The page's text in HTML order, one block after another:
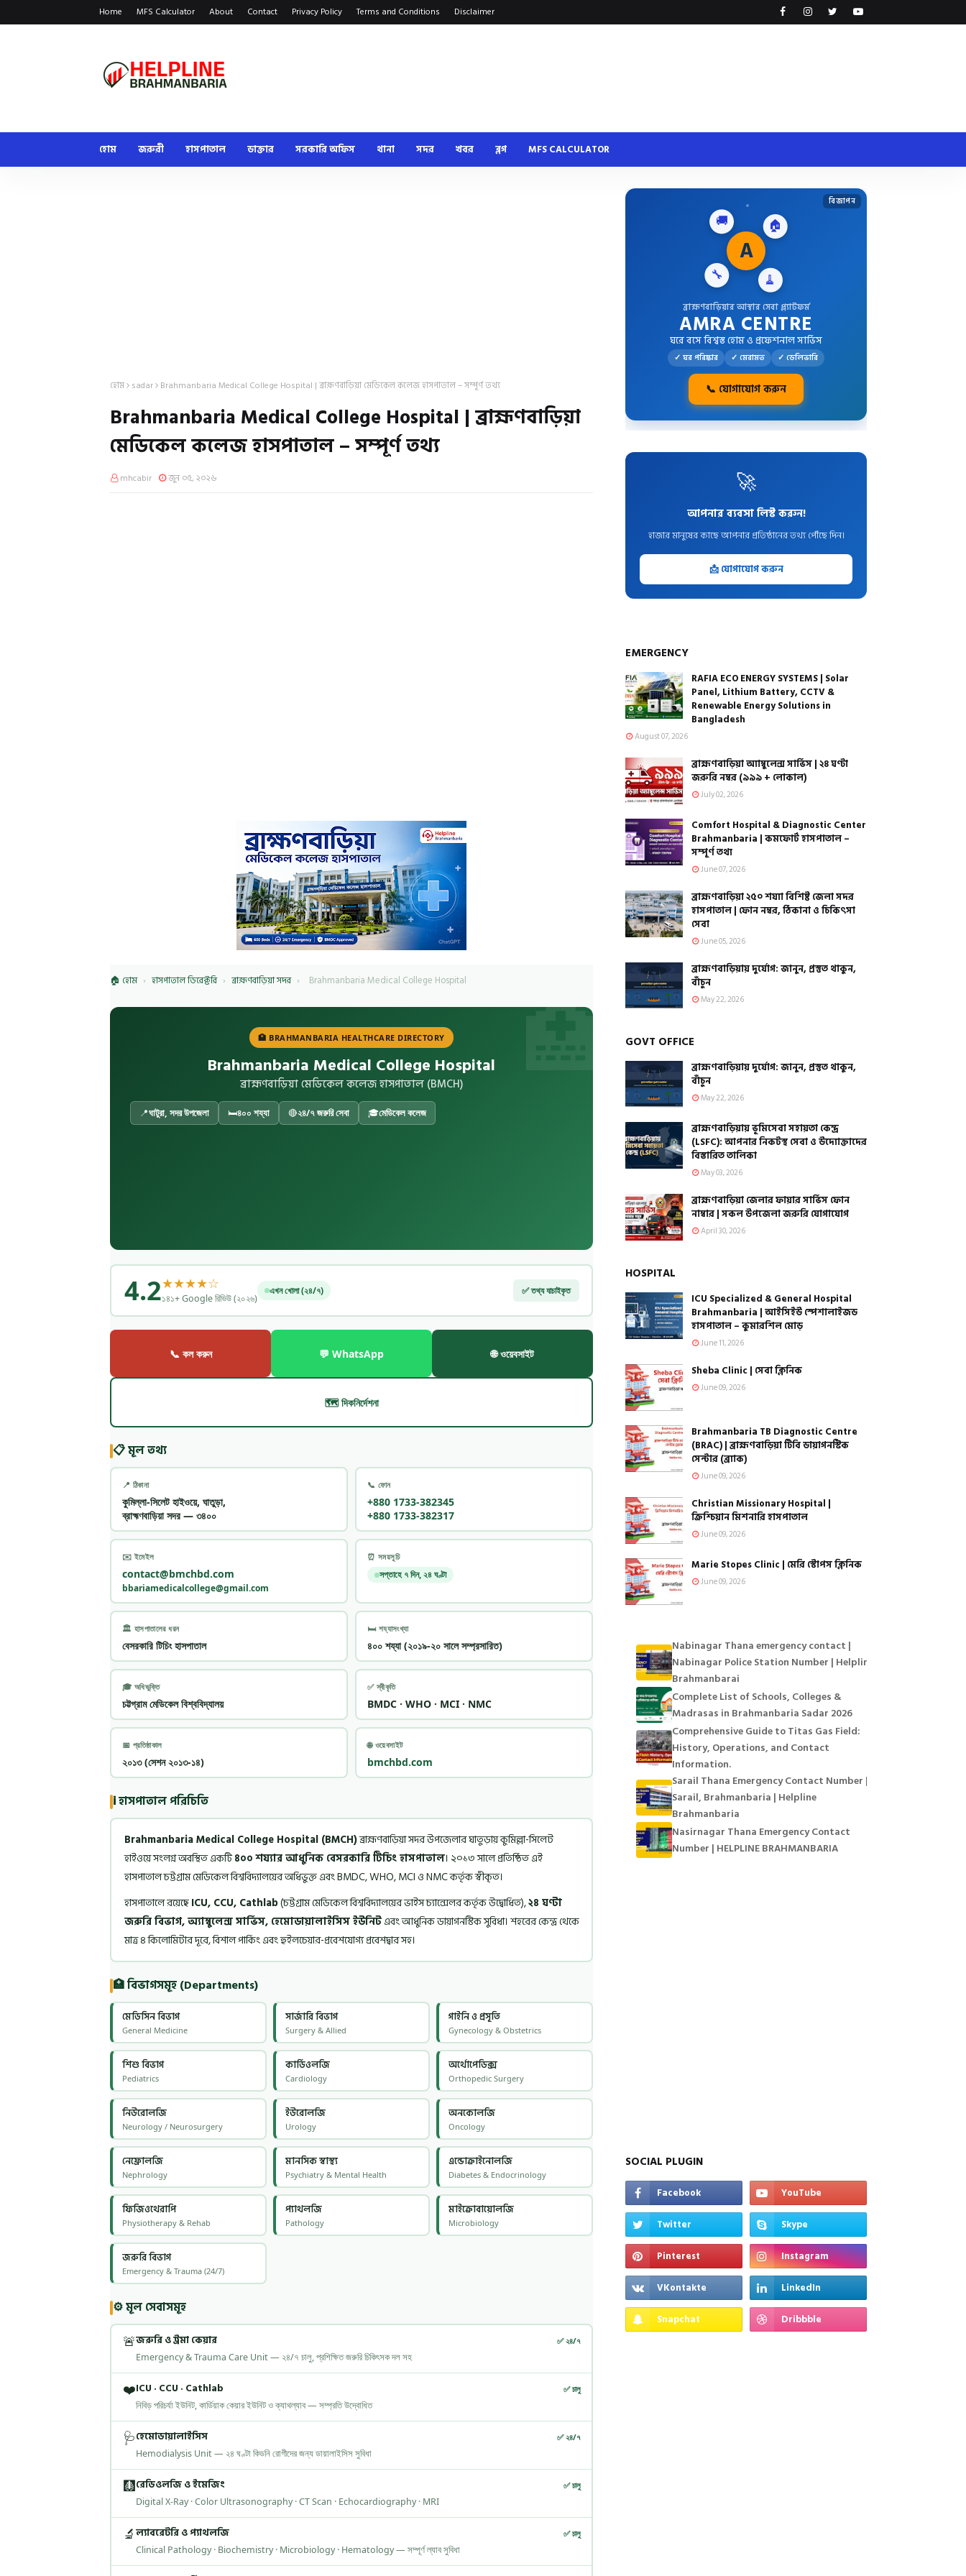
Home MFS Calculator About Contact Privacy Policy Terms and Conditions Disclaimer
হোম জরুরী হাসপাতাল ডাক্তার সরকারি অফিস থানা সদর খবর ব্লগ MFS CALCULATOR
হোম sadar Brahmanbaria Medical College Hospital | ব্রাহ্মণবাড়িয়া মেডিকেল কলেজ হাসপাতাল – সম্পূর্ণ তথ্য
Brahmanbaria Medical College Hospital | ব্রাহ্মণবাড়িয়া
মেডিকেল কলেজ হাসপাতাল – সম্পূর্ণ তথ্য
mhcabir জুন ০৫, ২০২৬
🏠 হোম › হাসপাতাল ডিরেক্টরি › ব্রাহ্মণবাড়িয়া সদর › Brahmanbaria Medical College Hospital
🏥 BRAHMANBARIA HEALTHCARE DIRECTORY
Brahmanbaria Medical College Hospital
ব্রাহ্মণবাড়িয়া মেডিকেল কলেজ হাসপাতাল (BMCH)
📍ঘাটুরা, সদর উপজেলা 🛏️৪০০ শয্যা 🔴২৪/৭ জরুরি সেবা 🎓মেডিকেল কলেজ
4.2★★★★☆
১৪১+ Google রিভিউ (২০২৬)
এখন খোলা (২৪/৭) ✅ তথ্য যাচাইকৃত
📞 কল করুন 💬 WhatsApp 🌐 ওয়েবসাইট
🗺️ দিকনির্দেশনা
📋 মূল তথ্য
📍 ঠিকানা
কুমিল্লা-সিলেট হাইওয়ে, ঘাতুড়া,
ব্রাহ্মণবাড়িয়া সদর — ৩৪০০
📞 ফোন
+880 1733-382345
+880 1733-382317
✉️ ইমেইল
contact@bmchbd.com
bbariamedicalcollege@gmail.com
⏰ সময়সূচি
সপ্তাহে ৭ দিন, ২৪ ঘণ্টা
🏛️ হাসপাতালের ধরন
বেসরকারি টিচিং হাসপাতাল
🛏️ শয্যাসংখ্যা
৪০০ শয্যা (২০১৯-২০ সালে সম্প্রসারিত)
🎓 অধিভুক্তি
চট্টগ্রাম মেডিকেল বিশ্ববিদ্যালয়
✅ স্বীকৃতি
BMDC · WHO · MCI · NMC
📅 প্রতিষ্ঠাকাল
২০১৩ (সেশন ২০১৩-১৪)
🌐 ওয়েবসাইট
bmchbd.com
ℹ️ হাসপাতাল পরিচিতি
Brahmanbaria Medical College Hospital (BMCH)ব্রাহ্মণবাড়িয়া সদর উপজেলার ঘাতুড়ায় কুমিল্লা-সিলেট
হাইওয়ে সংলগ্ন অবস্থিত একটি৪০০ শয্যার আধুনিক বেসরকারি টিচিং হাসপাতাল। ২০১৩ সালে প্রতিষ্ঠিত এই
হাসপাতাল চট্টগ্রাম মেডিকেল বিশ্ববিদ্যালয়ের অধিভুক্ত এবং BMDC, WHO, MCI ও NMC কর্তৃক স্বীকৃত।
হাসপাতালে রয়েছেICU, CCU, Cathlab(চট্টগ্রাম মেডিকেল বিশ্ববিদ্যালয়ের ভাইস চ্যান্সেলর কর্তৃক উদ্বোধিত),২৪ ঘণ্টা
জরুরি বিভাগ, অ্যাম্বুলেন্স সার্ভিস, হেমোডায়ালাইসিস ইউনিটএবং আধুনিক ডায়াগনস্টিক সুবিধা। শহরের কেন্দ্র থেকে
মাত্র ৪ কিলোমিটার দূরে, বিশাল পার্কিং এবং হুইলচেয়ার-প্রবেশযোগ্য প্রবেশদ্বার সহ।
🏥 বিভাগসমূহ (Departments)
মেডিসিন বিভাগ
General Medicine
সার্জারি বিভাগ
Surgery & Allied
গাইনি ও প্রসূতি
Gynecology & Obstetrics
শিশু বিভাগ
Pediatrics
কার্ডিওলজি
Cardiology
অর্থোপেডিক্স
Orthopedic Surgery
নিউরোলজি
Neurology / Neurosurgery
ইউরোলজি
Urology
অনকোলজি
Oncology
নেফ্রোলজি
Nephrology
মানসিক স্বাস্থ্য
Psychiatry & Mental Health
এন্ডোক্রাইনোলজি
Diabetes & Endocrinology
ফিজিওথেরাপি
Physiotherapy & Rehab
প্যাথলজি
Pathology
মাইক্রোবায়োলজি
Microbiology
জরুরি বিভাগ
Emergency & Trauma (24/7)
⚙️ মূল সেবাসমূহ
🚨জরুরি ও ট্রমা কেয়ার
Emergency & Trauma Care Unit — ২৪/৭ চালু, প্রশিক্ষিত জরুরি চিকিৎসক দল সহ
✅ ২৪/৭
❤️ICU · CCU · Cathlab
নিবিড় পরিচর্যা ইউনিট, কার্ডিয়াক কেয়ার ইউনিট ও ক্যাথল্যাব — সম্প্রতি উদ্বোধিত
✅ চালু
🩺হেমোডায়ালাইসিস
Hemodialysis Unit — ২৪ ঘণ্টা কিডনি রোগীদের জন্য ডায়ালাইসিস সুবিধা
✅ ২৪/৭
🩻রেডিওলজি ও ইমেজিং
Digital X-Ray · Color Ultrasonography · CT Scan · Echocardiography · MRI
✅ চালু
🔬ল্যাবরেটরি ও প্যাথলজি
Clinical Pathology · Biochemistry · Microbiology · Hematology — সম্পূর্ণ ল্যাব সুবিধা
✅ চালু
বিজ্ঞাপন
🏠
🧹
🔧
🚚
A
ব্রাহ্মণবাড়িয়ার আস্থার সেবা প্ল্যাটফর্ম
AMRA CENTRE
ঘরে বসে বিশ্বস্ত হোম ও প্রফেশনাল সার্ভিস
✓ ঘর পরিষ্কার ✓ মেরামত ✓ ডেলিভারি
📞 যোগাযোগ করুন
🚀
আপনার ব্যবসা লিস্ট করুন!
হাজার মানুষের কাছে আপনার প্রতিষ্ঠানের তথ্য পৌঁছে দিন।
📩 যোগাযোগ করুন
EMERGENCY
RAFIA ECO ENERGY SYSTEMS | Solar
Panel, Lithium Battery, CCTV &
Renewable Energy Solutions in
Bangladesh
August 07, 2026
ব্রাহ্মণবাড়িয়া অ্যাম্বুলেন্স সার্ভিস | ২৪ ঘণ্টা
জরুরি নম্বর (৯৯৯ + লোকাল)
July 02, 2026
Comfort Hospital & Diagnostic Center
Brahmanbaria | কমফোর্ট হাসপাতাল –
সম্পূর্ণ তথ্য
June 07, 2026
ব্রাহ্মণবাড়িয়া ২৫০ শয্যা বিশিষ্ট জেলা সদর
হাসপাতাল | ফোন নম্বর, ঠিকানা ও চিকিৎসা
সেবা
June 05, 2026
ব্রাহ্মণবাড়িয়ায় দুর্যোগ: জানুন, প্রস্তুত থাকুন,
বাঁচুন
May 22, 2026
GOVT OFFICE
ব্রাহ্মণবাড়িয়ায় দুর্যোগ: জানুন, প্রস্তুত থাকুন,
বাঁচুন
May 22, 2026
ব্রাহ্মণবাড়িয়ায় ভূমিসেবা সহায়তা কেন্দ্র
(LSFC): আপনার নিকটস্থ সেবা ও উদ্যোক্তাদের
বিস্তারিত তালিকা
May 03, 2026
ব্রাহ্মণবাড়িয়া জেলার ফায়ার সার্ভিস ফোন
নাম্বার | সকল উপজেলা জরুরি যোগাযোগ
April 30, 2026
HOSPITAL
ICU Specialized & General Hospital
Brahmanbaria | আইসিইউ স্পেশালাইজড
হাসপাতাল – কুমারশিল মোড়
June 11, 2026
Sheba Clinic | সেবা ক্লিনিক
June 09, 2026
Brahmanbaria TB Diagnostic Centre
(BRAC) | ব্রাহ্মণবাড়িয়া টিবি ডায়াগনস্টিক
সেন্টার (ব্র্যাক)
June 09, 2026
Christian Missionary Hospital |
ক্রিশ্চিয়ান মিশনারি হাসপাতাল
June 09, 2026
Marie Stopes Clinic | মেরি স্টোপস ক্লিনিক
June 09, 2026
Nabinagar Thana emergency contact |
Nabinagar Police Station Number | Helpline
Brahmanbarai
Complete List of Schools, Colleges &
Madrasas in Brahmanbaria Sadar 2026
Comprehensive Guide to Titas Gas Field:
History, Operations, and Contact
Information.
Sarail Thana Emergency Contact Number |
Sarail, Brahmanbaria | Helpline
Brahmanbaria
Nasirnagar Thana Emergency Contact
Number | HELPLINE BRAHMANBARIA
SOCIAL PLUGIN